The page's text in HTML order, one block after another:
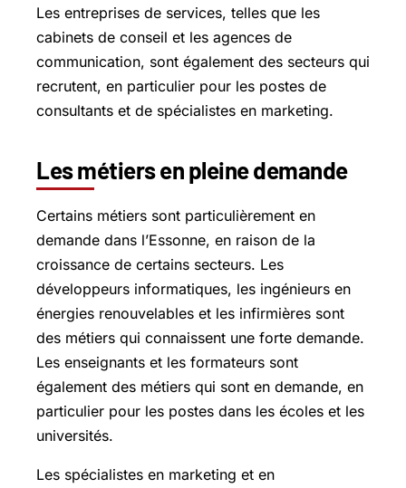
Les entreprises de services, telles que les
cabinets de conseil et les agences de
communication, sont également des secteurs qui
recrutent, en particulier pour les postes de
consultants et de spécialistes en marketing.
Les métiers en pleine demande
Certains métiers sont particulièrement en
demande dans l’Essonne, en raison de la
croissance de certains secteurs. Les
développeurs informatiques, les ingénieurs en
énergies renouvelables et les infirmières sont
des métiers qui connaissent une forte demande.
Les enseignants et les formateurs sont
également des métiers qui sont en demande, en
particulier pour les postes dans les écoles et les
universités.
Les spécialistes en marketing et en